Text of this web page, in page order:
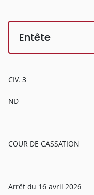
Entête
CIV. 3
ND
COUR DE CASSATION
Arrêt du 16 avril 2026